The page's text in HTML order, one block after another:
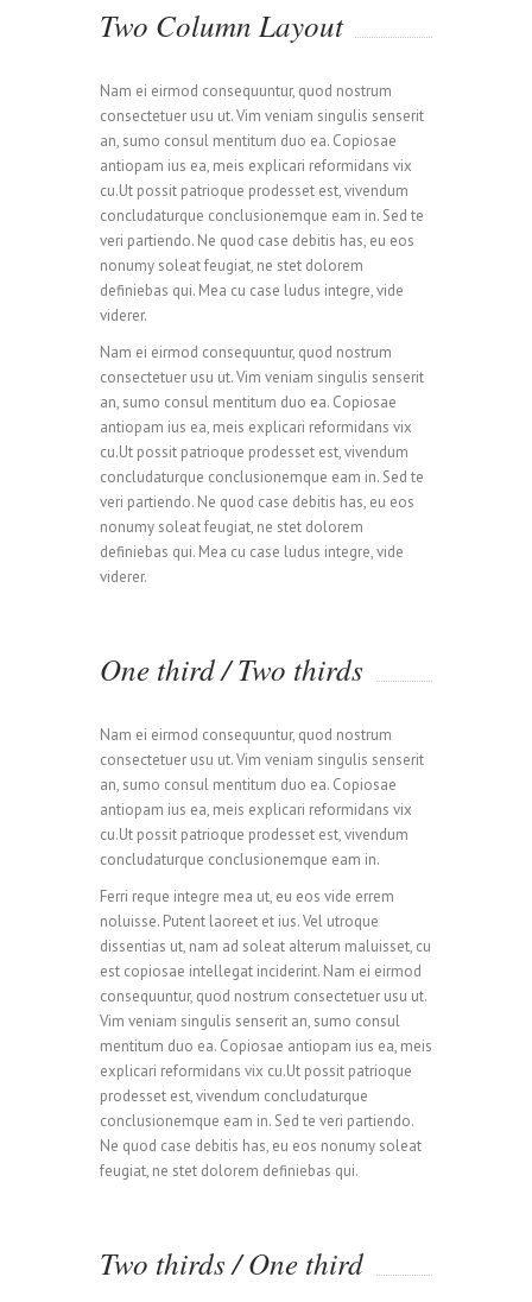
Two Column Layout
Nam ei eirmod consequuntur, quod nostrum
consectetuer usu ut. Vim veniam singulis senserit
an, sumo consul mentitum duo ea. Copiosae
antiopam ius ea, meis explicari reformidans vix
cu.Ut possit patrioque prodesset est, vivendum
concludaturque conclusionemque eam in. Sed te
veri partiendo. Ne quod case debitis has, eu eos
nonumy soleat feugiat, ne stet dolorem
definiebas qui. Mea cu case ludus integre, vide
viderer.
Nam ei eirmod consequuntur, quod nostrum
consectetuer usu ut. Vim veniam singulis senserit
an, sumo consul mentitum duo ea. Copiosae
antiopam ius ea, meis explicari reformidans vix
cu.Ut possit patrioque prodesset est, vivendum
concludaturque conclusionemque eam in. Sed te
veri partiendo. Ne quod case debitis has, eu eos
nonumy soleat feugiat, ne stet dolorem
definiebas qui. Mea cu case ludus integre, vide
viderer.
One third / Two thirds
Nam ei eirmod consequuntur, quod nostrum
consectetuer usu ut. Vim veniam singulis senserit
an, sumo consul mentitum duo ea. Copiosae
antiopam ius ea, meis explicari reformidans vix
cu.Ut possit patrioque prodesset est, vivendum
concludaturque conclusionemque eam in.
Ferri reque integre mea ut, eu eos vide errem
noluisse. Putent laoreet et ius. Vel utroque
dissentias ut, nam ad soleat alterum maluisset, cu
est copiosae intellegat inciderint. Nam ei eirmod
consequuntur, quod nostrum consectetuer usu ut.
Vim veniam singulis senserit an, sumo consul
mentitum duo ea. Copiosae antiopam ius ea, meis
explicari reformidans vix cu.Ut possit patrioque
prodesset est, vivendum concludaturque
conclusionemque eam in. Sed te veri partiendo.
Ne quod case debitis has, eu eos nonumy soleat
feugiat, ne stet dolorem definiebas qui.
Two thirds / One third